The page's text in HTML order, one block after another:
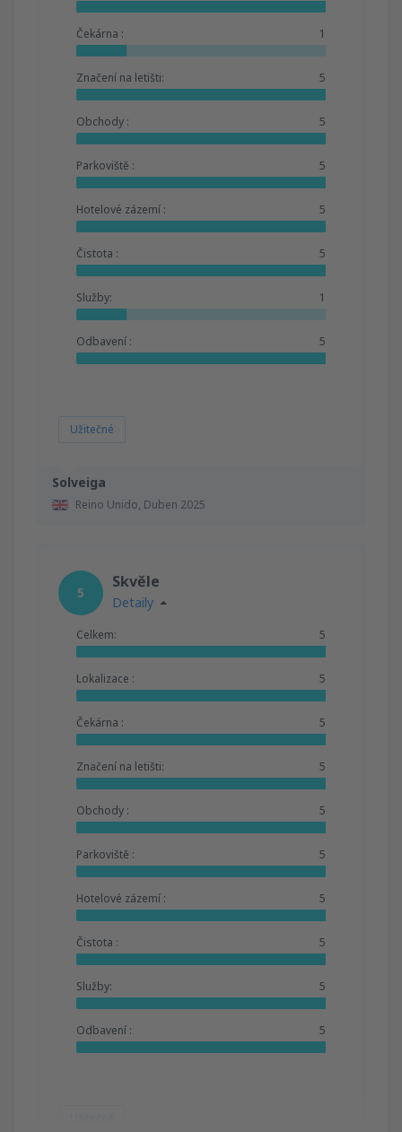
Solveiga
Reino Unido, Duben 2025
Čekárna : 1
Značení na letišti: 5
Obchody : 5
Parkoviště : 5
Hotelové zázemí : 5
Čistota : 5
Služby: 1
Odbavení : 5
Užitečné
5
Skvěle
Detaily
Celkem: 5
Lokalizace : 5
Čekárna : 5
Značení na letišti: 5
Obchody : 5
Parkoviště : 5
Hotelové zázemí : 5
Čistota : 5
Služby: 5
Odbavení : 5